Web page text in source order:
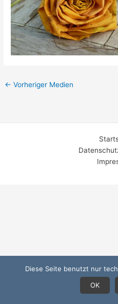
← Vorheriger Medien
Diese Seite benutzt nur
OK